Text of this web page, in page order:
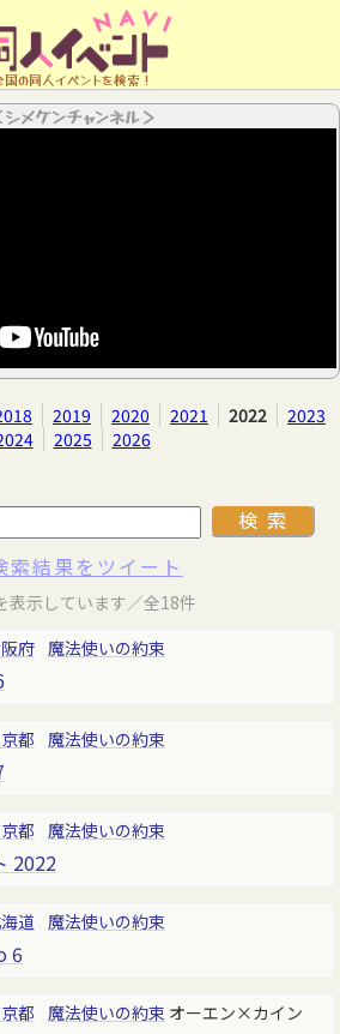
国の同人イベントを検索！
シメケンチャンネル＞
2019 2020 2021 2022
2023
2025 2026
索結果をツイート
表示しています／全18件
府 魔法使いの約束
都 魔法使いの約束
都 魔法使いの約束
2022
道 魔法使いの約束
6
都 魔法使いの約束 オーエン×カイン